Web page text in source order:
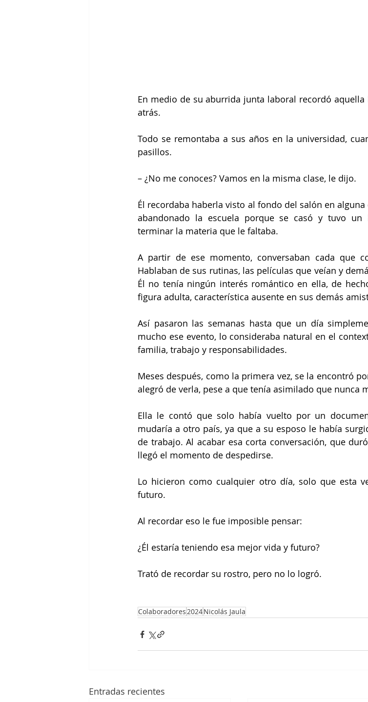
En medio de su aburrida junta laboral recordó
atrás.
Todo se remontaba a sus años en la universidad,
pasillos.
– ¿No me conoces? Vamos en la misma clase, le dijo.
Él recordaba haberla visto al fondo del salón en
abandonado la escuela porque se casó y tuvo
terminar la materia que le faltaba.
A partir de ese momento, conversaban cada que
Hablaban de sus rutinas, las películas que veían y
Él no tenía ningún interés romántico en ella, de
figura adulta, característica ausente en sus demás
Así pasaron las semanas hasta que un día
mucho ese evento, lo consideraba natural en el
familia, trabajo y responsabilidades.
Meses después, como la primera vez, se la encontró
alegró de verla, pese a que tenía asimilado que nunca
Ella le contó que solo había vuelto por un
mudaría a otro país, ya que a su esposo le había
de trabajo. Al acabar esa corta conversación, que
llegó el momento de despedirse.
Lo hicieron como cualquier otro día, solo que esta
futuro.
Al recordar eso le fue imposible pensar:
¿Él estaría teniendo esa mejor vida y futuro?
Trató de recordar su rostro, pero no lo logró.
Colaboradores2024Nicolás Jaula
Entradas recientes